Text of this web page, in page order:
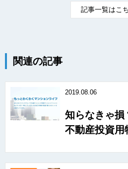
記事一覧はこ
関連の記事
2019.08.06
知らなきゃ損
不動産投資用